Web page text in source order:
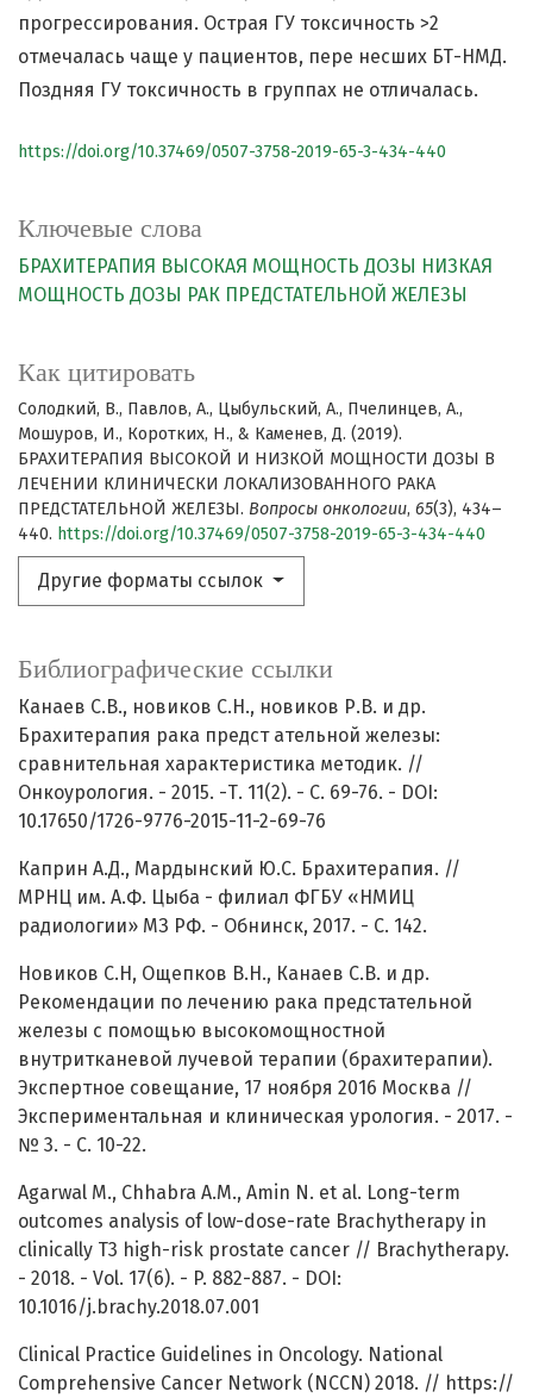
Ключевые слова
БРАХИТЕРАПИЯ ВЫСОКАЯ МОЩНОСТЬ ДОЗЫ
НИЗКАЯ
МОЩНОСТЬ ДОЗЫ
РАК ПРЕДСТАТЕЛЬНОЙ ЖЕЛЕЗЫ
Как цитировать
Солодкий, В., Павлов, А., Цыбульский, А., Пчелинцев, А.,
Мошуров, И., Коротких, Н., & Каменев, Д. (2019).
БРАХИТЕРАПИЯ ВЫСОКОЙ И НИЗКОЙ МОЩНОСТИ ДОЗЫ В
ЛЕЧЕНИИ КЛИНИЧЕСКИ ЛОКАЛИЗОВАННОГО РАКА
ПРЕДСТАТЕЛЬНОЙ ЖЕЛЕЗЫ. Вопросы онкологии, 65(3), 434–
440. https://doi.org/10.37469/0507-3758-2019-65-3-434-440
Другие форматы ссылок
прогрессирования. Острая ГУ токсичность >2
отмечалась чаще у пациентов, пере несших БТ-НМД.
Поздняя ГУ токсичность в группах не отличалась.
https://doi.org/10.37469/0507-3758-2019-65-3-434-440
Библиографические ссылки
Канаев С.В., новиков С.Н., новиков Р.В. и др.
Брахитерапия рака предст ательной железы:
сравнительная характеристика методик. //
Онкоурология. - 2015. -Т. 11(2). - С. 69-76. - DOI:
10.17650/1726-9776-2015-11-2-69-76
Каприн А.Д., Мардынский Ю.С. Брахитерапия. //
МРНЦ им. А.Ф. Цыба - филиал ФГБУ «НМИЦ
радиологии» МЗ РФ. - Обнинск, 2017. - С. 142.
Новиков С.Н, Ощепков В.Н., Канаев С.В. и др.
Рекомендации по лечению рака предстательной
железы с помощью высокомощностной
внутритканевой лучевой терапии (брахитерапии).
Экспертное совещание, 17 ноября 2016 Москва //
Экспериментальная и клиническая урология. - 2017. -
№ 3. - С. 10-22.
Agarwal M., Chhabra A.M., Amin N. et al. Long-term
outcomes analysis of low-dose-rate Brachytherapy in
clinically T3 high-risk prostate cancer // Brachytherapy.
- 2018. - Vol. 17(6). - P. 882-887. - DOI:
10.1016/j.brachy.2018.07.001
Clinical Practice Guidelines in Oncology. National
Comprehensive Cancer Network (NCCN) 2018. // https://